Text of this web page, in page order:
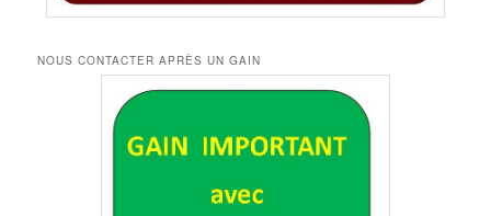
NOUS CONTACTER APRÈS UN GAIN